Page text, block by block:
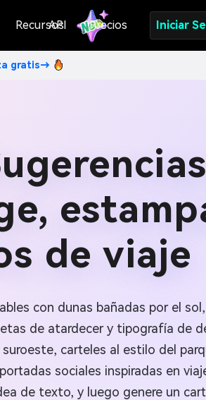
Recursos
API Precios Iniciar
gratis→
de viaje
con dunas bañadas por el
de atardecer y tipografía de
carteles al estilo del
sociales inspiradas en
de texto, y luego genere un